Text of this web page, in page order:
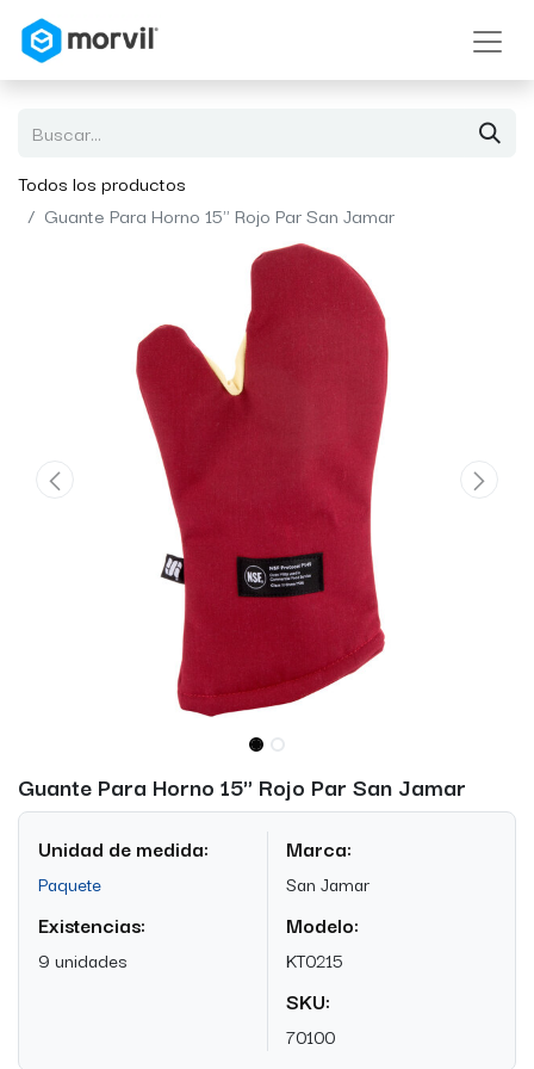
Todos los productos
Guante Para Horno 15" Rojo Par San Jamar
Guante Para Horno 15" Rojo Par San Jamar
Unidad de medida:
Paquete
Existencias:
9 unidades
Marca:
San Jamar
Modelo:
KT0215
SKU:
70100